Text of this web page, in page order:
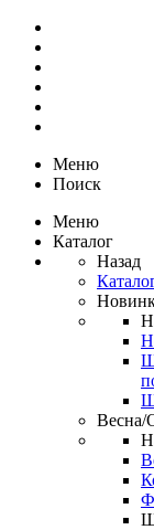
Меню
Поиск
Меню
Каталог
Назад
Весна/